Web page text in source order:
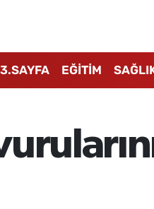
3.SAYFA EĞİTİM